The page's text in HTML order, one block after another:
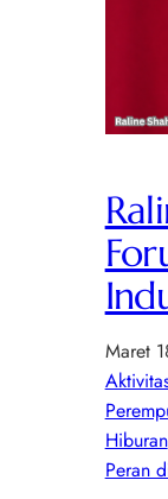
Maret
Hiburan
Peran